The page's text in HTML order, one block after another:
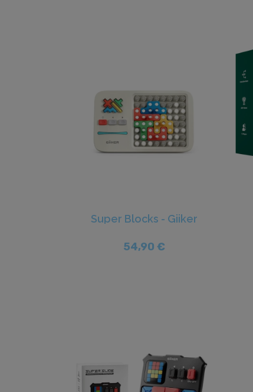
Super Blocks - Giiker
54,90 €